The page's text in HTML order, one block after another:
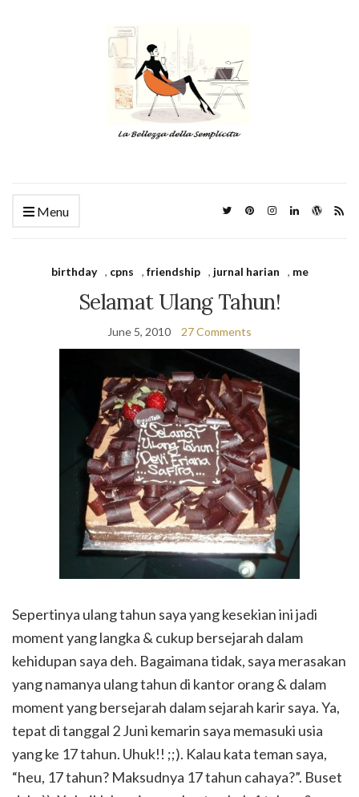
Menu
birthday , cpns , friendship , jurnal harian , me
Selamat Ulang Tahun!
June 5, 2010 27 Comments
Sepertinya ulang tahun saya yang kesekian ini jadi
moment yang langka & cukup bersejarah dalam
kehidupan saya deh. Bagaimana tidak, saya merasakan
yang namanya ulang tahun di kantor orang & dalam
moment yang bersejarah dalam sejarah karir saya. Ya,
tepat di tanggal 2 Juni kemarin saya memasuki usia
yang ke 17 tahun. Uhuk!! ;;). Kalau kata teman saya,
“heu, 17 tahun? Maksudnya 17 tahun cahaya?”. Buset